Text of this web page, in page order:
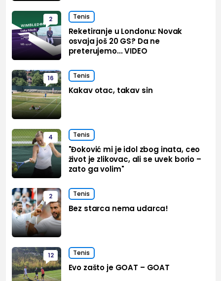
2 Tenis
Reketiranje u Londonu: Novak
osvaja još 20 GS? Da ne
preterujemo... VIDEO
16 Tenis
Kakav otac, takav sin
4 Tenis
"Đoković mi je idol zbog inata, ceo
život je zlikovac, ali se uvek borio –
zato ga volim"
2 Tenis
Bez starca nema udarca!
12 Tenis
Evo zašto je GOAT – GOAT